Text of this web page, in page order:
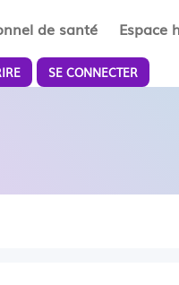
de santé Espace
SE CONNECTER